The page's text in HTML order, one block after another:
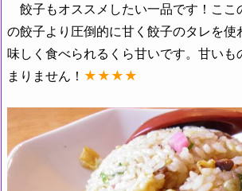
餃子もオススメしたい一品です！ここ
の餃子より圧倒的に甘く餃子のタレを使
味しく食べられるくら甘いです。甘いも
まりません！ ★★★★